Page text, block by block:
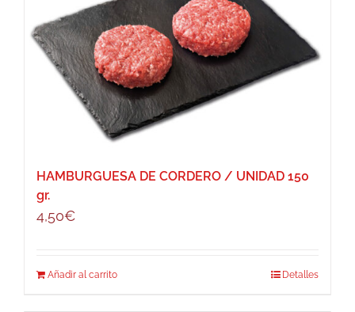
HAMBURGUESA DE CORDERO / UNIDAD 150
gr.
4,50€
Añadir al carrito Detalles